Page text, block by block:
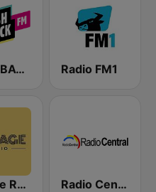
FLASHBACK FM Radio FM1
Vintage Radio Radio Central